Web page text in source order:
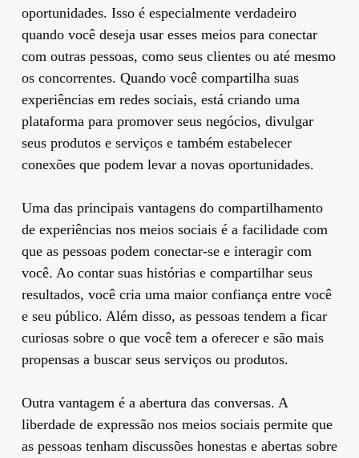
oportunidades. Isso é especialmente verdadeiro
quando você deseja usar esses meios para conectar
com outras pessoas, como seus clientes ou até mesmo
os concorrentes. Quando você compartilha suas
experiências em redes sociais, está criando uma
plataforma para promover seus negócios, divulgar
seus produtos e serviços e também estabelecer
conexões que podem levar a novas oportunidades.
Uma das principais vantagens do compartilhamento
de experiências nos meios sociais é a facilidade com
que as pessoas podem conectar-se e interagir com
você. Ao contar suas histórias e compartilhar seus
resultados, você cria uma maior confiança entre você
e seu público. Além disso, as pessoas tendem a ficar
curiosas sobre o que você tem a oferecer e são mais
propensas a buscar seus serviços ou produtos.
Outra vantagem é a abertura das conversas. A
liberdade de expressão nos meios sociais permite que
as pessoas tenham discussões honestas e abertas sobre